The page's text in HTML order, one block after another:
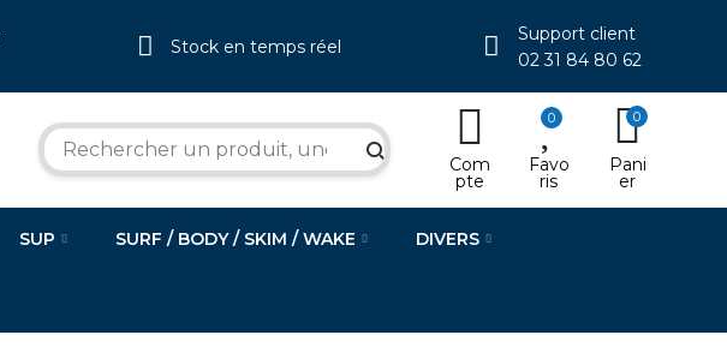
Stock en temps réel
Support client
02 31 84 80 62
search Com
pte
0
Favo
ris
0
Pani
er
SUP SURF / BODY / SKIM / WAKE DIVERS